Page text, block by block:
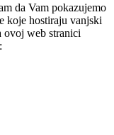
da Vam pokazujemo
koje hostiraju vanjski
ovoj web stranici